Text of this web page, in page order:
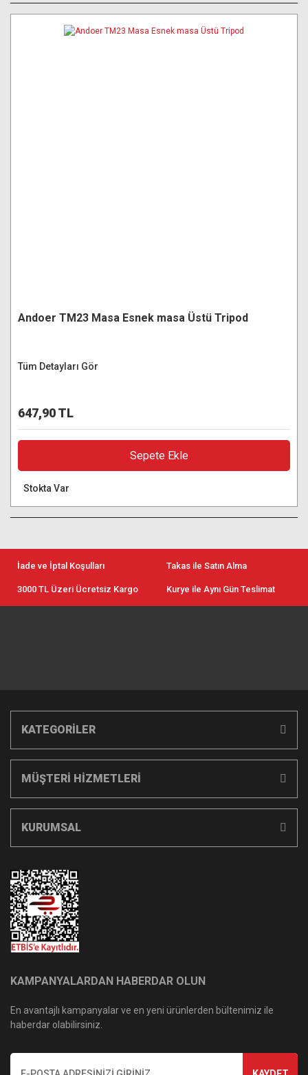
Andoer TM23 Masa Esnek masa Üstü Tripod
Tüm Detayları Gör
647,90 TL
Sepete Ekle
Stokta Var
İade ve İptal Koşulları Takas ile Satın Alma
3000 TL Üzeri Ücretsiz Kargo Kurye ile Aynı Gün Teslimat
KATEGORİLER
MÜŞTERİ HİZMETLERİ
KURUMSAL
KAMPANYALARDAN HABERDAR OLUN
En avantajlı kampanyalar ve en yeni ürünlerden bültenimiz ile
haberdar olabilirsiniz.